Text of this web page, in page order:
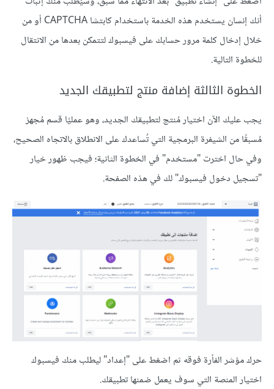
أنك إنسان يستخدم هذه الخدمة باستخدام كابتشا CAPTCHA أو من
خلال إدخال كلمة مرور حسابك على فيسبوك لتتمكن بعدها من الانتقال
للخطوة التالية.
الخطوة الثالثة إضافة منتج لتطبيقك الجديد
يجب عليك الآن اختيار مُنتج لتطبيقك الجديد، وهو عمليًا قسم مُجهز
مُسبقًا من الشيفرة البرمجية التي تُساعدك على الانطلاق بالاتجاه الصحيح،
وفي حال اخترت "مستخدم" في الخطوة الثانية؛ فيجب ظهور خيار
"تسجيل دخول فيسبوك" لك في هذه الصفحة.
حرك مؤشر الفأرة فوقه ثم اضغط على "إعداد" ليطلب منك فيسبوك
اختيار المنصة التي سوف يعمل ضمنها تطبيقك.